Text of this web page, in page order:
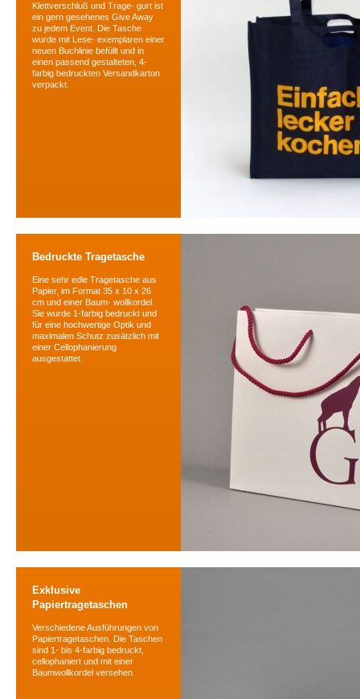
Klettverschluß und Trage- gurt ist
ein gern gesehenes Give Away
zu jedem Event. Die Tasche
wurde mit Lese- exemplaren einer
neuen Buchlinie befüllt und in
einen passend gestalteten, 4-
farbig bedruckten Versandkarton
verpackt.
Bedruckte Tragetasche
Eine sehr edle Tragetasche aus
Papier, im Format 35 x 10 x 26
cm und einer Baum- wollkordel.
Sie wurde 1-farbig bedruckt und
für eine hochwertige Optik und
maximalen Schutz zusätzlich mit
einer Cellophanierung
ausgestattet.
Exklusive
Papiertragetaschen
Verschiedene Ausführungen von
Papiertragetaschen. Die Taschen
sind 1- bis 4-farbig bedruckt,
cellophaniert und mit einer
Baumwollkordel versehen.